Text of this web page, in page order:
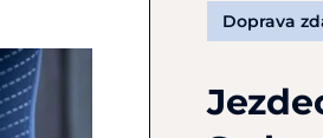
Doprava